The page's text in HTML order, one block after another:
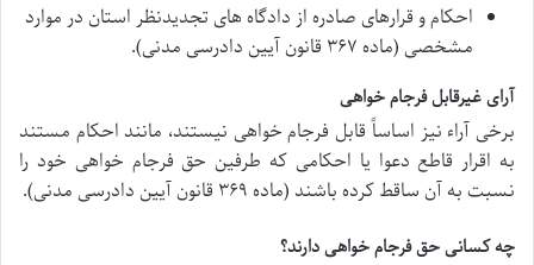
احکام و قرارهای صادره از دادگاه های تجدیدنظر استان در موارد
مشخصی (ماده ۳۶۷ قانون آیین دادرسی مدنی).
آرای غیرقابل فرجام خواهی
برخی آراء نیز اساساً قابل فرجام خواهی نیستند، مانند احکام مستند
به اقرار قاطع دعوا یا احکامی که طرفین حق فرجام خواهی خود را
نسبت به آن ساقط کرده باشند (ماده ۳۶۹ قانون آیین دادرسی مدنی).
چه کسانی حق فرجام خواهی دارند؟